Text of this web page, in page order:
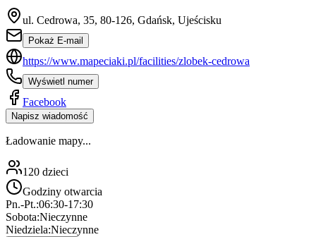
ul. Cedrowa, 35, 80-126, Gdańsk, Ujeścisku
Pokaż E-mail
https://www.mapeciaki.pl/facilities/zlobek-cedrowa
Wyświetl numer
Facebook
Napisz wiadomość
Ładowanie mapy...
120 dzieci
Godziny otwarcia
Pn.-Pt.:06:30-17:30
Sobota:Nieczynne
Niedziela:Nieczynne